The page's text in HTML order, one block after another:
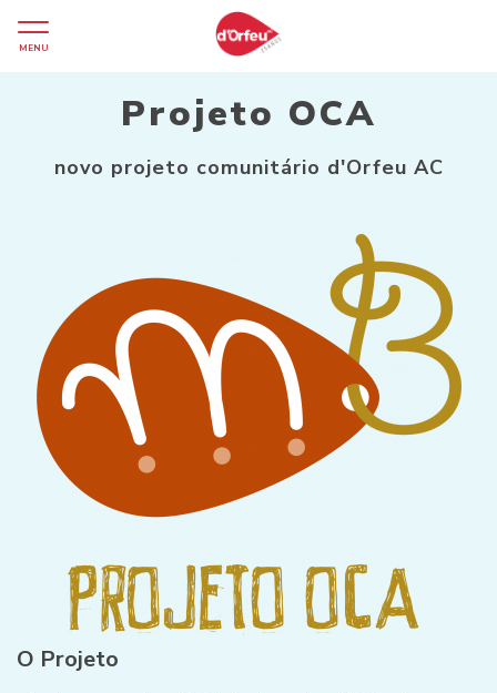
MENU
Projeto OCA
novo projeto comunitário d'Orfeu AC
O Projeto